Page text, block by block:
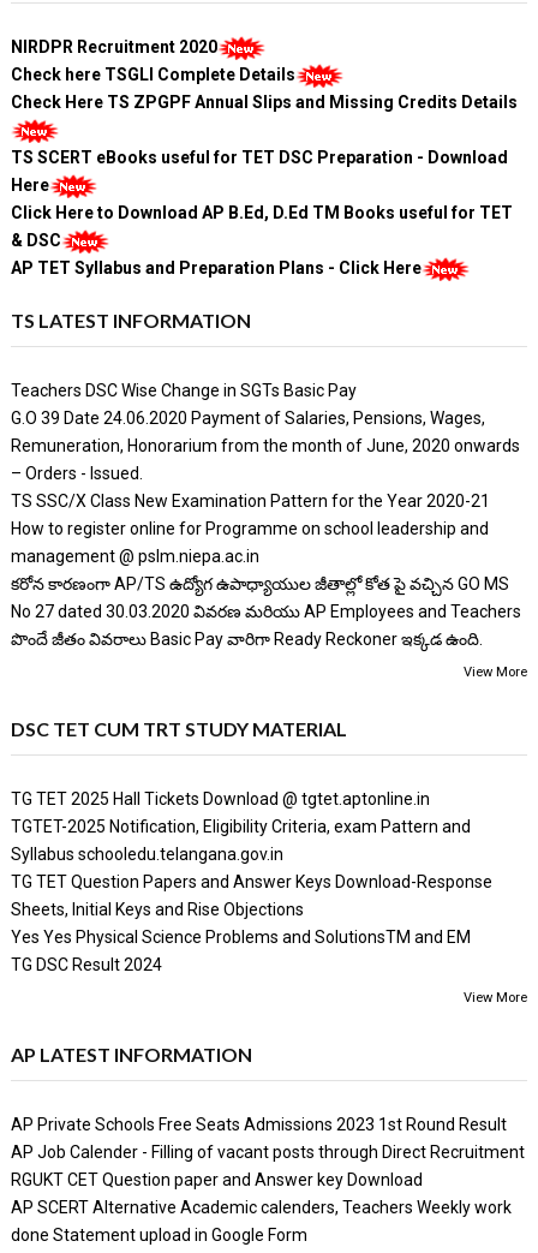
NIRDPR Recruitment 2020
Check here TSGLI Complete Details
Check Here TS ZPGPF Annual Slips and Missing Credits Details
TS SCERT eBooks useful for TET DSC Preparation - Download
Here
Click Here to Download AP B.Ed, D.Ed TM Books useful for TET
& DSC
AP TET Syllabus and Preparation Plans - Click Here
TS LATEST INFORMATION
Teachers DSC Wise Change in SGTs Basic Pay
G.O 39 Date 24.06.2020 Payment of Salaries, Pensions, Wages,
Remuneration, Honorarium from the month of June, 2020 onwards
– Orders - Issued.
TS SSC/X Class New Examination Pattern for the Year 2020-21
How to register online for Programme on school leadership and
management @ pslm.niepa.ac.in
కరోన కారణంగా AP/TS ఉద్యోగ ఉపాధ్యాయుల జీతాల్లో కోత పై వచ్చిన GO MS
No 27 dated 30.03.2020 వివరణ మరియు AP Employees and Teachers
పొందే జీతం వివరాలు Basic Pay వారిగా Ready Reckoner ఇక్కడ ఉంది.
View More
DSC TET CUM TRT STUDY MATERIAL
TG TET 2025 Hall Tickets Download @ tgtet.aptonline.in
TGTET-2025 Notification, Eligibility Criteria, exam Pattern and
Syllabus schooledu.telangana.gov.in
TG TET Question Papers and Answer Keys Download-Response
Sheets, Initial Keys and Rise Objections
Yes Yes Physical Science Problems and SolutionsTM and EM
TG DSC Result 2024
View More
AP LATEST INFORMATION
AP Private Schools Free Seats Admissions 2023 1st Round Result
AP Job Calender - Filling of vacant posts through Direct Recruitment
RGUKT CET Question paper and Answer key Download
AP SCERT Alternative Academic calenders, Teachers Weekly work
done Statement upload in Google Form